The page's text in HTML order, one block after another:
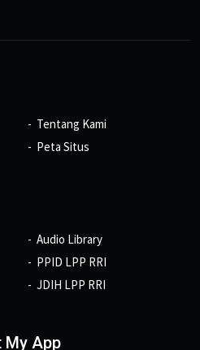
Tentang Kami
Peta Situs
Audio Library
PPID LPP RRI
JDIH LPP RRI
My App